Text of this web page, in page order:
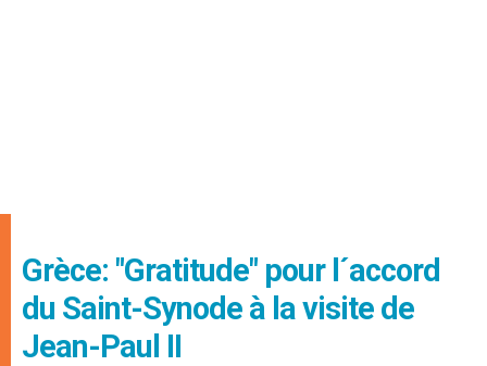
Grèce: "Gratitude" pour l´accord
du Saint-Synode à la visite de
Jean-Paul II